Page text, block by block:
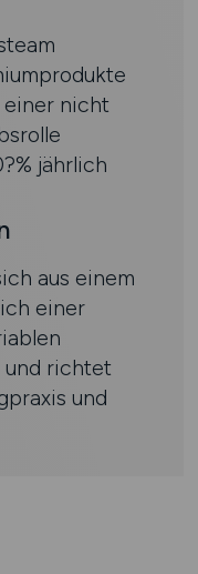
einer nicht
jährlich
aus einem
einer
und richtet
und